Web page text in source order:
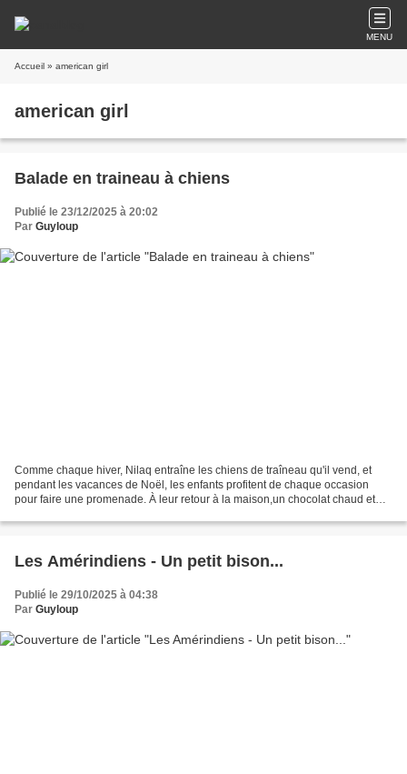
MENU
Accueil » american girl
american girl
Balade en traineau à chiens
Publié le 23/12/2025 à 20:02
Par Guyloup
Comme chaque hiver, Nilaq entraîne les chiens de traîneau qu'il vend, et
pendant les vacances de Noël, les enfants profitent de chaque occasion
pour faire une promenade. À leur retour à la maison,un chocolat chaud et
Les Amérindiens - Un petit bison...
Publié le 29/10/2025 à 04:38
Par Guyloup